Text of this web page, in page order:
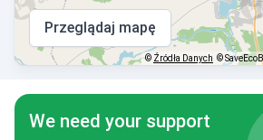
Przeglądaj mapę
© Źródła Danych ©
We need your support